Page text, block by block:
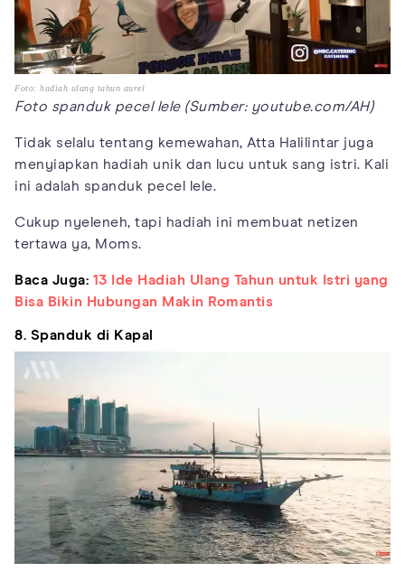
Foto: hadiah ulang tahun aurel
Foto spanduk pecel lele (Sumber: youtube.com/AH)
Tidak selalu tentang kemewahan, Atta Halilintar juga
menyiapkan hadiah unik dan lucu untuk sang istri. Kali
ini adalah spanduk pecel lele.
Cukup nyeleneh, tapi hadiah ini membuat netizen
tertawa ya, Moms.
Baca Juga: 13 Ide Hadiah Ulang Tahun untuk Istri yang
Bisa Bikin Hubungan Makin Romantis
8. Spanduk di Kapal